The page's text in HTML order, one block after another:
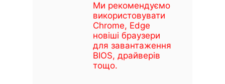
Ми рекомендуємо
використовувати
Chrome, Edge
новіші браузери
для завантаження
BIOS, драйверів
тощо.